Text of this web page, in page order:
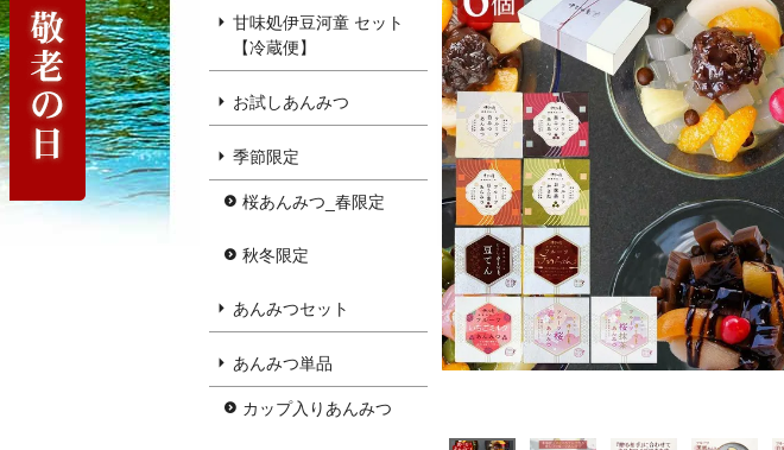
甘味処伊豆河童 セット
【冷蔵便】
お試しあんみつ
季節限定
桜あんみつ_春限定
秋冬限定
あんみつセット
あんみつ単品
カップ入りあんみつ